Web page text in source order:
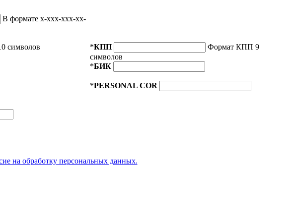
В формате x-xxx-xxx-xx-
символов *КПП
Формат КПП 9
символов
*БИК
*PERSONAL COR
на обработку персональных данных.